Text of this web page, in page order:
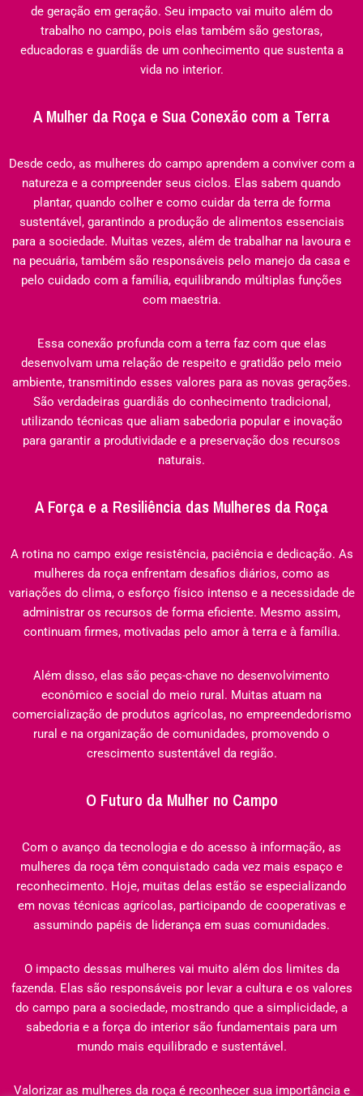
de geração em geração. Seu impacto vai muito além do
trabalho no campo, pois elas também são gestoras,
educadoras e guardiãs de um conhecimento que sustenta a
vida no interior.
A Mulher da Roça e Sua Conexão com a Terra
Desde cedo, as mulheres do campo aprendem a conviver com a
natureza e a compreender seus ciclos. Elas sabem quando
plantar, quando colher e como cuidar da terra de forma
sustentável, garantindo a produção de alimentos essenciais
para a sociedade. Muitas vezes, além de trabalhar na lavoura e
na pecuária, também são responsáveis pelo manejo da casa e
pelo cuidado com a família, equilibrando múltiplas funções
com maestria.
Essa conexão profunda com a terra faz com que elas
desenvolvam uma relação de respeito e gratidão pelo meio
ambiente, transmitindo esses valores para as novas gerações.
São verdadeiras guardiãs do conhecimento tradicional,
utilizando técnicas que aliam sabedoria popular e inovação
para garantir a produtividade e a preservação dos recursos
naturais.
A Força e a Resiliência das Mulheres da Roça
A rotina no campo exige resistência, paciência e dedicação. As
mulheres da roça enfrentam desafios diários, como as
variações do clima, o esforço físico intenso e a necessidade de
administrar os recursos de forma eficiente. Mesmo assim,
continuam firmes, motivadas pelo amor à terra e à família.
Além disso, elas são peças-chave no desenvolvimento
econômico e social do meio rural. Muitas atuam na
comercialização de produtos agrícolas, no empreendedorismo
rural e na organização de comunidades, promovendo o
crescimento sustentável da região.
O Futuro da Mulher no Campo
Com o avanço da tecnologia e do acesso à informação, as
mulheres da roça têm conquistado cada vez mais espaço e
reconhecimento. Hoje, muitas delas estão se especializando
em novas técnicas agrícolas, participando de cooperativas e
assumindo papéis de liderança em suas comunidades.
O impacto dessas mulheres vai muito além dos limites da
fazenda. Elas são responsáveis por levar a cultura e os valores
do campo para a sociedade, mostrando que a simplicidade, a
sabedoria e a força do interior são fundamentais para um
mundo mais equilibrado e sustentável.
Valorizar as mulheres da roça é reconhecer sua importância e